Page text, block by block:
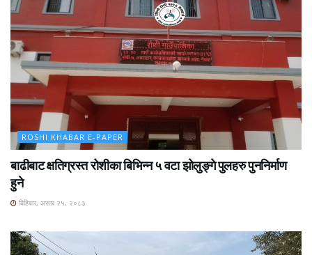
ROSHI KHABAR E-PAPER
बाढीबाट क्षतिग्रस्त रोशीका बिभिन्न ५ वटा झोलुङ्गे पुलहरु पुननिर्माण
हुने
बिहिबार, असार २५, २०८३